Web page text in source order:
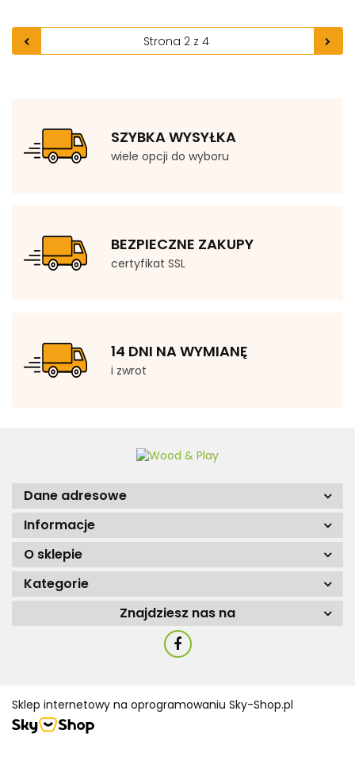
SZYBKA WYSYŁKA
wiele opcji do wyboru
BEZPIECZNE ZAKUPY
certyfikat SSL
14 DNI NA WYMIANĘ
i zwrot
Dane adresowe
Informacje
O sklepie
Kategorie
Znajdziesz nas na
Sklep internetowy na oprogramowaniu Sky-Shop.pl